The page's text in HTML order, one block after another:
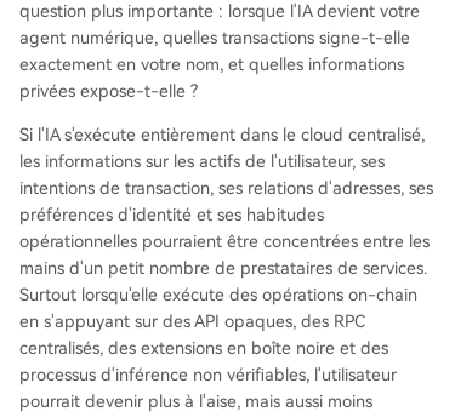
question plus importante : lorsque l'IA devient votre
agent numérique, quelles transactions signe-t-elle
exactement en votre nom, et quelles informations
privées expose-t-elle ?
Si l'IA s'exécute entièrement dans le cloud centralisé,
les informations sur les actifs de l'utilisateur, ses
intentions de transaction, ses relations d'adresses, ses
préférences d'identité et ses habitudes
opérationnelles pourraient être concentrées entre les
mains d'un petit nombre de prestataires de services.
Surtout lorsqu'elle exécute des opérations on-chain
en s'appuyant sur des API opaques, des RPC
centralisés, des extensions en boîte noire et des
processus d'inférence non vérifiables, l'utilisateur
pourrait devenir plus à l'aise, mais aussi moins